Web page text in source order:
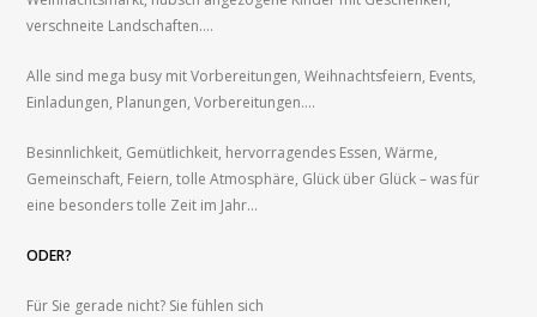
verschneite Landschaften….
Alle sind mega busy mit Vorbereitungen, Weihnachtsfeiern, Events,
Einladungen, Planungen, Vorbereitungen….
Besinnlichkeit, Gemütlichkeit, hervorragendes Essen, Wärme,
Gemeinschaft, Feiern, tolle Atmosphäre, Glück über Glück – was für
eine besonders tolle Zeit im Jahr…
ODER?
Für Sie gerade nicht? Sie fühlen sich